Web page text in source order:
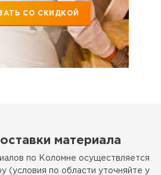
СО СКИДКОЙ
материала
по Коломне осуществляется
(условия по области уточняйте у